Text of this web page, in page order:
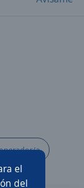
a
el
del